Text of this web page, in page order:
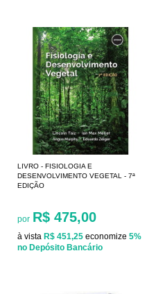
LIVRO - FISIOLOGIA E
DESENVOLVIMENTO VEGETAL - 7ª
EDIÇÃO
por R$ 475,00
à vista R$ 451,25 economize 5%
no Depósito Bancário